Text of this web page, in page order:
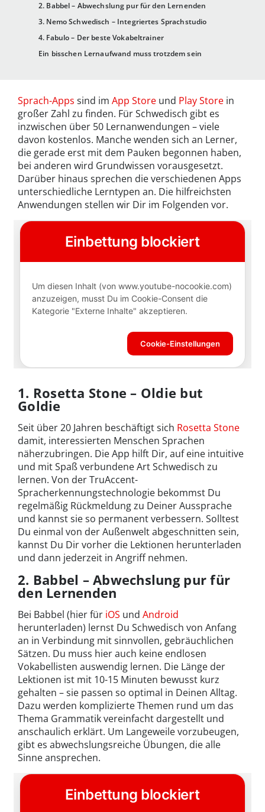
2. Babbel – Abwechslung pur für den Lernenden
3. Nemo Schwedisch – Integriertes Sprachstudio
4. Fabulo – Der beste Vokabeltrainer
Ein bisschen Lernaufwand muss trotzdem sein
Sprach-Apps sind im App Store und Play Store in
großer Zahl zu finden. Für Schwedisch gibt es
inzwischen über 50 Lernanwendungen – viele
davon kostenlos. Manche wenden sich an Lerner,
die gerade erst mit dem Pauken begonnen haben,
bei anderen wird Grundwissen vorausgesetzt.
Darüber hinaus sprechen die verschiedenen Apps
unterschiedliche Lerntypen an. Die hilfreichsten
Anwendungen stellen wir Dir im Folgenden vor.
1. Rosetta Stone – Oldie but
Goldie
Seit über 20 Jahren beschäftigt sich Rosetta Stone
damit, interessierten Menschen Sprachen
näherzubringen. Die App hilft Dir, auf eine intuitive
und mit Spaß verbundene Art Schwedisch zu
lernen. Von der TruAccent-
Spracherkennungstechnologie bekommst Du
regelmäßig Rückmeldung zu Deiner Aussprache
und kannst sie so permanent verbessern. Solltest
Du einmal von der Außenwelt abgeschnitten sein,
kannst Du Dir vorher die Lektionen herunterladen
und dann jederzeit in Angriff nehmen.
2. Babbel – Abwechslung pur für
den Lernenden
Bei Babbel (hier für iOS und Android
herunterladen) lernst Du Schwedisch von Anfang
an in Verbindung mit sinnvollen, gebräuchlichen
Sätzen. Du muss hier auch keine endlosen
Vokabellisten auswendig lernen. Die Länge der
Lektionen ist mit 10-15 Minuten bewusst kurz
gehalten – sie passen so optimal in Deinen Alltag.
Dazu werden komplizierte Themen rund um das
Thema Grammatik vereinfacht dargestellt und
anschaulich erklärt. Um Langeweile vorzubeugen,
gibt es abwechslungsreiche Übungen, die alle
Sinne ansprechen.